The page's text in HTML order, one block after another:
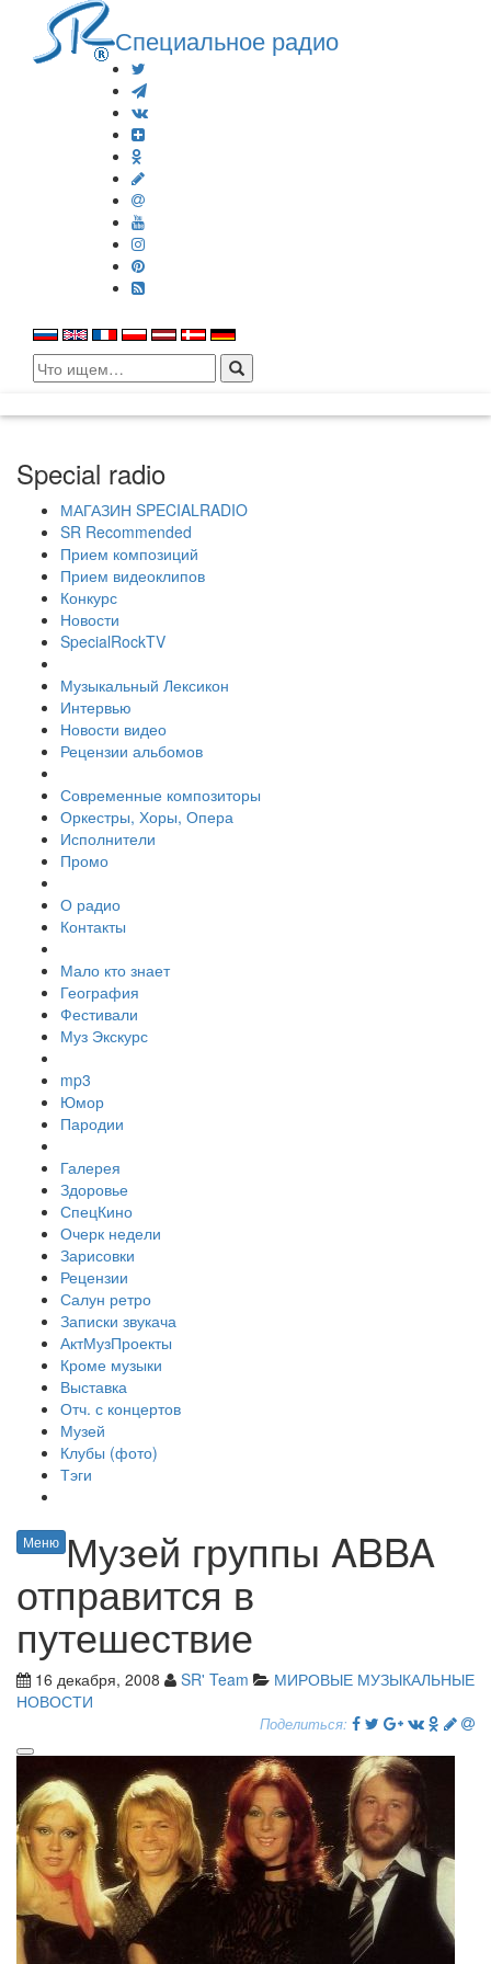
Специальное радио
Search
for:
Special radio
МАГАЗИН SPECIALRADIO
SR Recommended
Прием композиций
Прием видеоклипов
Конкурс
Новости
SpecialRockTV
Музыкальный Лексикон
Интервью
Новости видео
Рецензии альбомов
Современные композиторы
Оркестры, Хоры, Опера
Исполнители
Промо
О радио
Контакты
Мало кто знает
География
Фестивали
Муз Экскурс
mp3
Юмор
Пародии
Галерея
Здоровье
СпецКино
Очерк недели
Зарисовки
Рецензии
Салун ретро
Записки звукача
АктМузПроекты
Кроме музыки
Выставка
Отч. с концертов
Музей
Клубы (фото)
Тэги
Меню Музей группы ABBA
отправится в
путешествие
16 декабря, 2008 SR' Team
МИРОВЫЕ МУЗЫКАЛЬНЫЕ
НОВОСТИ
Поделиться: